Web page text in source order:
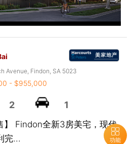
功能
Avenue, Findon, SA 5023
- $955,000
2 1
】 Findon全新3房美宅，现代
完...